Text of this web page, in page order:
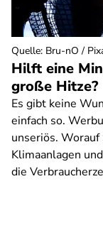
Hilft eine
große Hitze?
Es gibt keine
einfach so.
unseriös. Worauf
Klimaanlagen
die
Quelle: Bru-nO /